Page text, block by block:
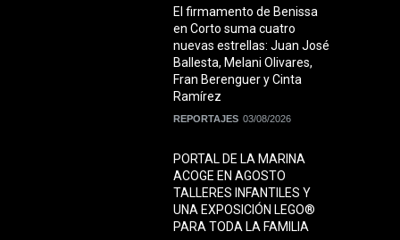
El firmamento de Benissa
en Corto suma cuatro
nuevas estrellas: Juan José
Ballesta, Melani Olivares,
Fran Berenguer y Cinta
Ramírez
REPORTAJES 03/08/2026
PORTAL DE LA MARINA
ACOGE EN AGOSTO
TALLERES INFANTILES Y
UNA EXPOSICIÓN LEGO®
PARA TODA LA FAMILIA